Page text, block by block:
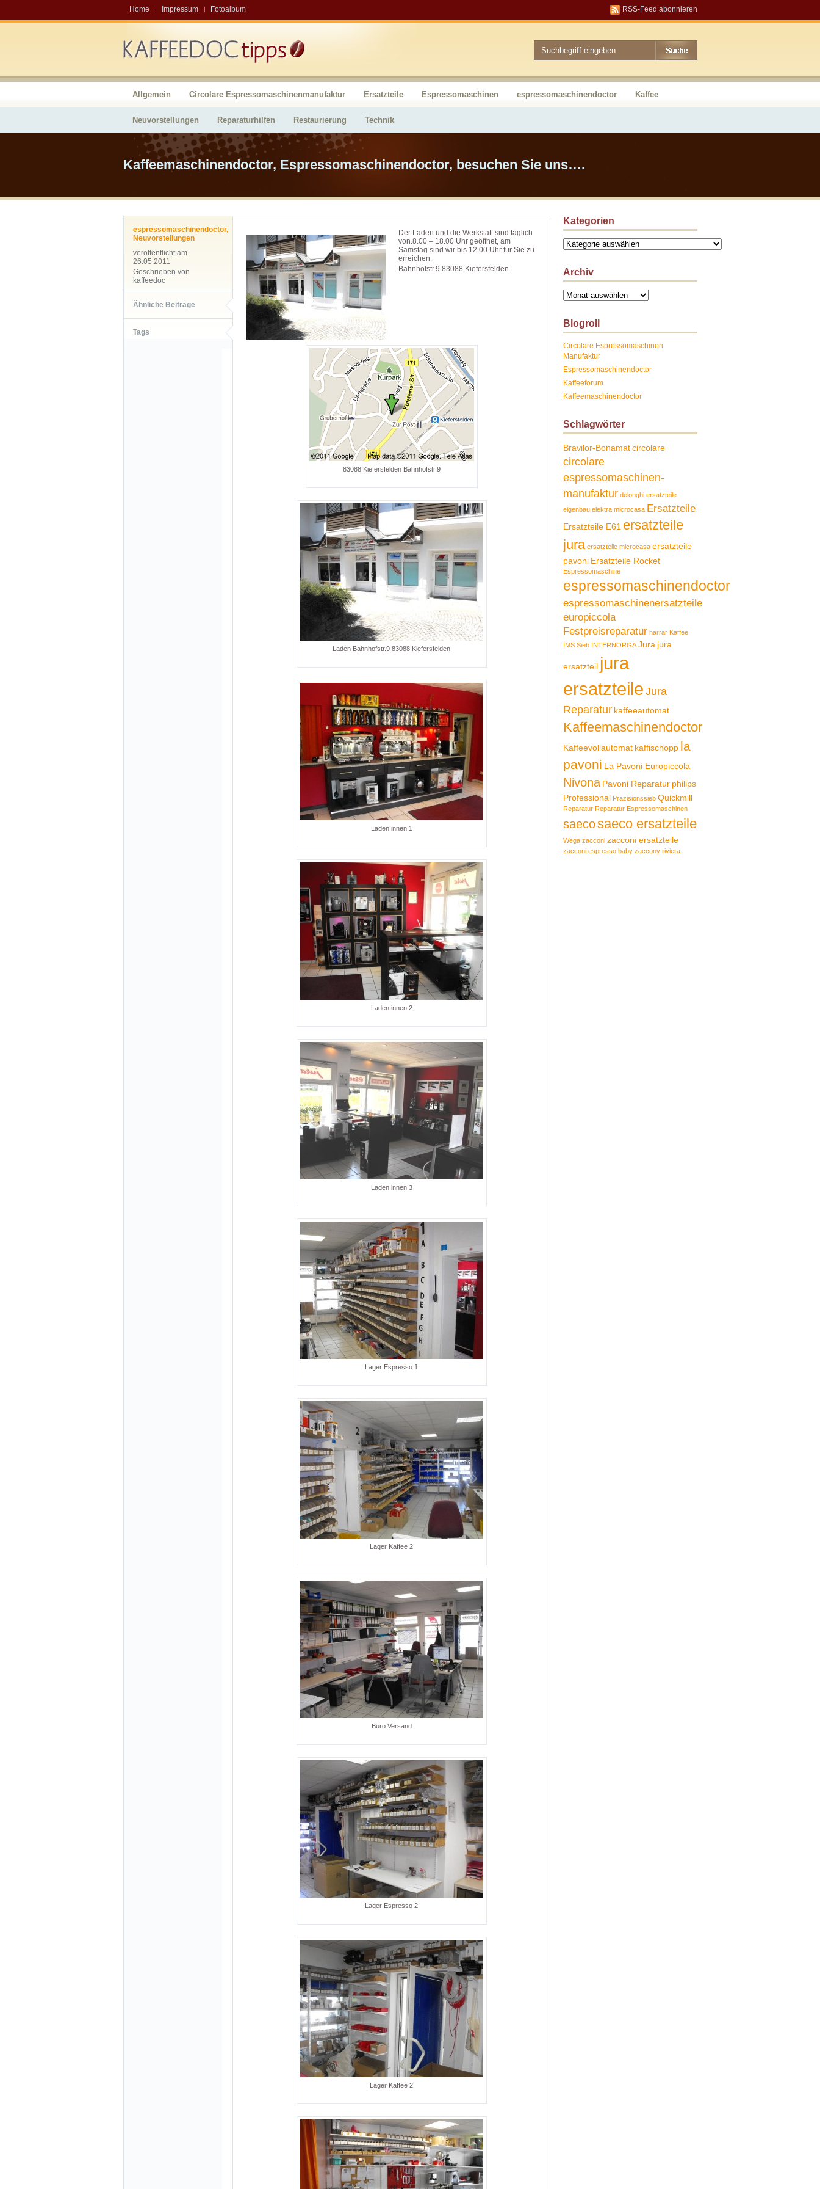
Home Impressum Fotoalbum RSS-Feed abonnieren
Allgemein Circolare Espressomaschinenmanufaktur Ersatzteile Espressomaschinen espressomaschinendoctor Kaffee
Neuvorstellungen Reparaturhilfen Restaurierung Technik
Kaffeemaschinendoctor, Espressomaschinendoctor, besuchen Sie uns….
espressomaschinendoctor,
Neuvorstellungen
veröffentlicht am
26.05.2011
Geschrieben von
kaffeedoc
Ähnliche Beiträge
Tags
Der Laden und die Werkstatt sind täglich
von.8.00 – 18.00 Uhr geöffnet, am
Samstag sind wir bis 12.00 Uhr für Sie zu
erreichen.
Bahnhofstr.9 83088 Kiefersfelden
83088 Kiefersfelden Bahnhofstr.9
Laden Bahnhofstr.9 83088 Kiefersfelden
Laden innen 1
Laden innen 2
Laden innen 3
Lager Espresso 1
Lager Kaffee 2
Büro Versand
Lager Espresso 2
Lager Kaffee 2
Kategorien
Kategorien
Archiv
Archiv
Blogroll
Circolare Espressomaschinen
Manufaktur
Espressomaschinendoctor
Kaffeeforum
Kaffeemaschinendoctor
Schlagwörter
Bravilor-Bonamat circolare
circolare
espressomaschinen-
manufaktur delonghi ersatzteile
eigenbau elektra microcasa Ersatzteile
Ersatzteile E61 ersatzteile
jura ersatzteile microcasa ersatzteile
pavoni Ersatzteile Rocket
Espressomaschine
espressomaschinendoctor
espressomaschinenersatzteile
europiccola
Festpreisreparatur harrar Kaffee
IMS Sieb INTERNORGA Jura jura
ersatzteil jura
ersatzteileJura
Reparatur kaffeeautomat
Kaffeemaschinendoctor
Kaffeevollautomat kaffischopp la
pavoni La Pavoni Europiccola
Nivona Pavoni Reparatur philips
Professional Präzisionssieb Quickmill
Reparatur Reparatur Espressomaschinen
saecosaeco ersatzteile
Wega zacconi zacconi ersatzteile
zacconi espresso baby zaccony riviera